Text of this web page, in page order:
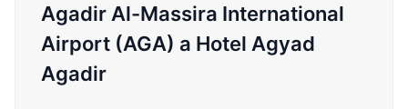
Agadir Al-Massira International
Airport (AGA) a Hotel Agyad
Agadir